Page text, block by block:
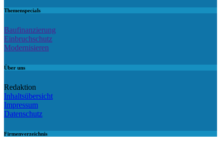
Themenspecials
Baufinanzierung
Einbruchschutz
Modernisieren
Über uns
Redaktion
Inhaltsübersicht
Impressum
Datenschutz
Firmenverzeichnis